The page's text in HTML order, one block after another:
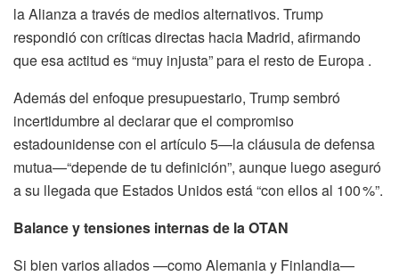
la Alianza a través de medios alternativos. Trump
respondió con críticas directas hacia Madrid, afirmando
que esa actitud es “muy injusta” para el resto de Europa .
Además del enfoque presupuestario, Trump sembró
incertidumbre al declarar que el compromiso
estadounidense con el artículo 5—la cláusula de defensa
mutua—“depende de tu definición”, aunque luego aseguró
a su llegada que Estados Unidos está “con ellos al 100 %”.
Balance y tensiones internas de la OTAN
Si bien varios aliados —como Alemania y Finlandia—